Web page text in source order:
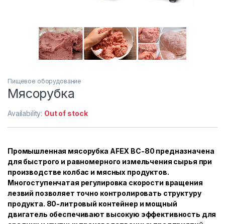
Пищевое оборудование
Мясорубка
Availability: Out of stock
Промышленная мясорубка AFEX BC-80 предназначена
для быстрого и равномерного измельчения сырья при
производстве колбас и мясных продуктов.
Многоступенчатая регулировка скорости вращения
лезвий позволяет точно контролировать структуру
продукта. 80-литровый контейнер и мощный
двигатель обеспечивают высокую эффективность для